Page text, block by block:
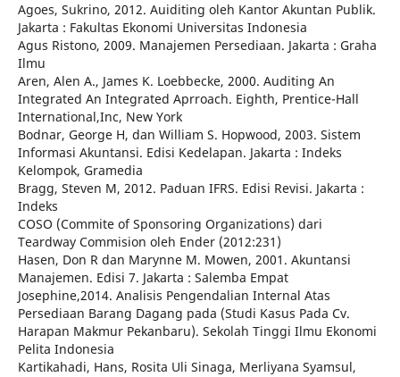
Agoes, Sukrino, 2012. Auiditing oleh Kantor Akuntan Publik.
Jakarta : Fakultas Ekonomi Universitas Indonesia
Agus Ristono, 2009. Manajemen Persediaan. Jakarta : Graha
Ilmu
Aren, Alen A., James K. Loebbecke, 2000. Auditing An
Integrated An Integrated Aprroach. Eighth, Prentice-Hall
International,Inc, New York
Bodnar, George H, dan William S. Hopwood, 2003. Sistem
Informasi Akuntansi. Edisi Kedelapan. Jakarta : Indeks
Kelompok, Gramedia
Bragg, Steven M, 2012. Paduan IFRS. Edisi Revisi. Jakarta :
Indeks
COSO (Commite of Sponsoring Organizations) dari
Teardway Commision oleh Ender (2012:231)
Hasen, Don R dan Marynne M. Mowen, 2001. Akuntansi
Manajemen. Edisi 7. Jakarta : Salemba Empat
Josephine,2014. Analisis Pengendalian Internal Atas
Persediaan Barang Dagang pada (Studi Kasus Pada Cv.
Harapan Makmur Pekanbaru). Sekolah Tinggi Ilmu Ekonomi
Pelita Indonesia
Kartikahadi, Hans, Rosita Uli Sinaga, Merliyana Syamsul,